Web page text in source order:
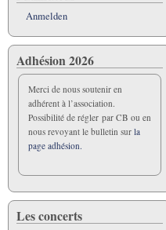
Anmelden
Adhésion 2026
Merci de nous soutenir en
adhérent à l’association.
Possibilité de régler par CB ou en
nous revoyant le bulletin sur la
page adhésion.
Les concerts